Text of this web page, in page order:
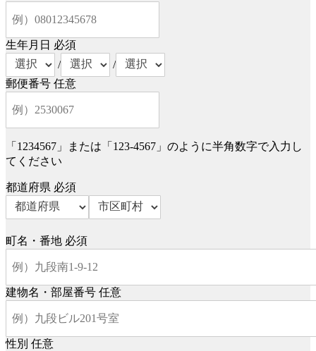
生年月日 必須
/
/
郵便番号 任意
「1234567」または「123-4567」のように半角数字で入力し
てください
都道府県 必須
町名・番地 必須
建物名・部屋番号 任意
性別 任意